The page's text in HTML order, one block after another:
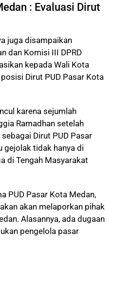
: Evaluasi Dirut
juga disampaikan
dan Komisi III DPRD
kepada Wali Kota
Dirut PUD Pasar Kota
karena sejumlah
Ramadhan setelah
Dirut PUD Pasar
gejolak tidak hanya di
di Tengah Masyarakat
PUD Pasar Kota Medan,
akan melaporkan pihak
Alasannya, ada dugaan
pengelola pasar